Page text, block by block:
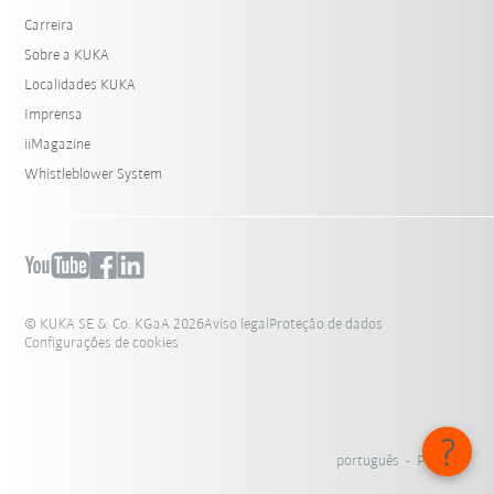
Carreira
Sobre a KUKA
Localidades KUKA
Imprensa
iiMagazine
Whistleblower System
© KUKA SE & Co. KGaA 2026Aviso legalProteção de dados
Configurações de cookies
português - Portugal